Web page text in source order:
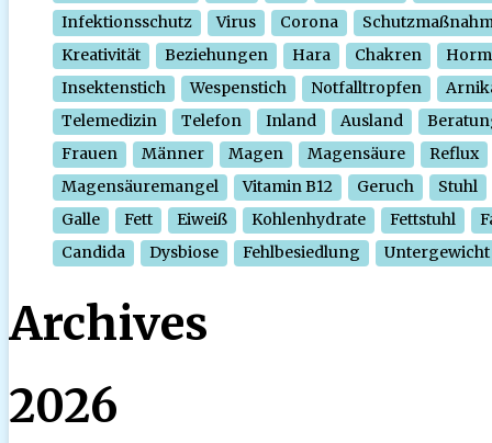
Infektionsschutz
Virus Corona
Kreativität
Beziehungen Hara Chakren
Insektenstich
Wespenstich Notfalltropfen
Telemedizin
Telefon Inland Ausland
Frauen
Männer Magen Magensäure
Reflux
Magensäuremangel
Vitamin B12 Geruch
Stuhl
Galle
Fett Eiweiß Kohlenhydrate Fettstuhl
Candida
Dysbiose Fehlbesiedlung Untergewicht
Archives
2026